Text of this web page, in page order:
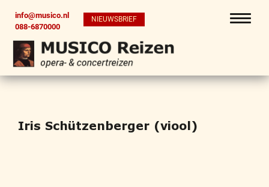
info@musico.nl
088-6870000
NIEUWSBRIEF
Iris Schützenberger (viool)